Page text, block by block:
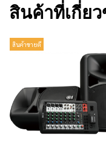
สินค้าที่เกี่ย
สินค้าขายดี